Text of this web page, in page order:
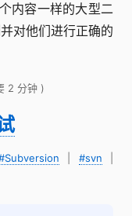
内容一样的大型二
对他们进行正确的
2 分钟 )
#svn